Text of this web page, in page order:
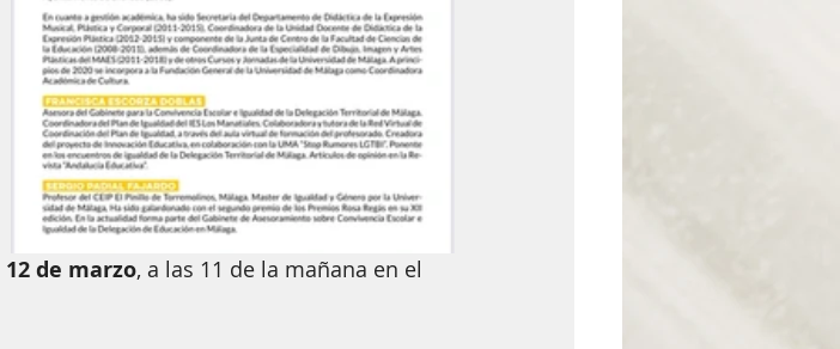
12 de marzo, a las 11 de la mañana en el